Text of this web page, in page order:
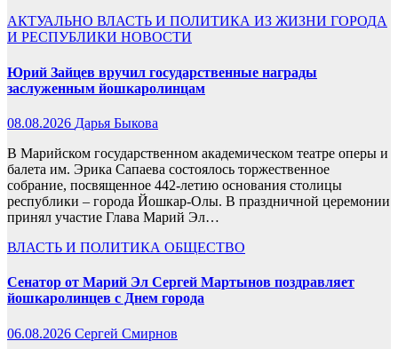
АКТУАЛЬНО ВЛАСТЬ И ПОЛИТИКА ИЗ ЖИЗНИ ГОРОДА
И РЕСПУБЛИКИ НОВОСТИ
Юрий Зайцев вручил государственные награды
заслуженным йошкаролинцам
08.08.2026 Дарья Быкова
В Марийском государственном академическом театре оперы и
балета им. Эрика Сапаева состоялось торжественное
собрание, посвященное 442-летию основания столицы
республики – города Йошкар-Олы. В праздничной церемонии
принял участие Глава Марий Эл…
ВЛАСТЬ И ПОЛИТИКА ОБЩЕСТВО
Сенатор от Марий Эл Сергей Мартынов поздравляет
йошкаролинцев с Днем города
06.08.2026 Сергей Смирнов